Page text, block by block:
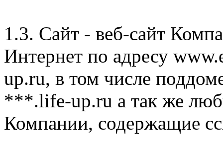
1.3. Сайт - веб-сайт
Интернет по адресу
up.ru, в том числе
***.life-up.ru а так же
Компании, содержащие